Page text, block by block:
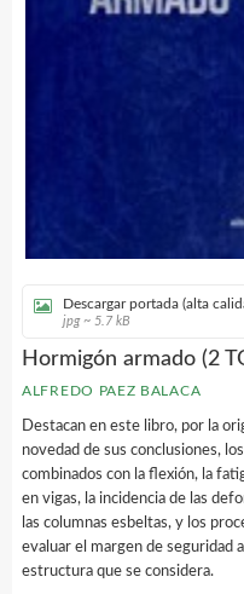
Descargar portada (alta
jpg ~ 5.7 kB
Hormigón armado (2
ALFREDO PAEZ BALACA
Destacan en este libro, por la
novedad de sus conclusiones,
combinados con la flexión, la
en vigas, la incidencia de las
las columnas esbeltas, y los
evaluar el margen de seguridad
estructura que se considera.